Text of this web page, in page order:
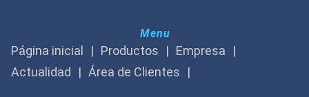
Menu
Página inicial Productos
Empresa
Actualidad
Área de Clientes